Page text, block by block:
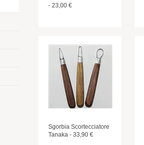
- 23,00 €
Sgorbia Scortecciatore
Tanaka - 33,90 €